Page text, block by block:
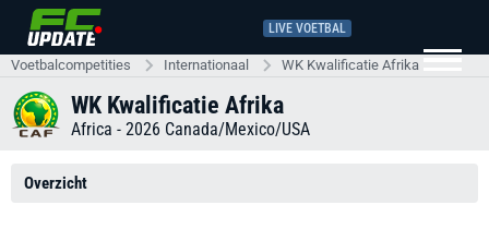
LIVE VOETBAL
Voetbalcompetities Internationaal WK Kwalificatie Afrika
WK Kwalificatie Afrika
Africa - 2026 Canada/Mexico/USA
Overzicht